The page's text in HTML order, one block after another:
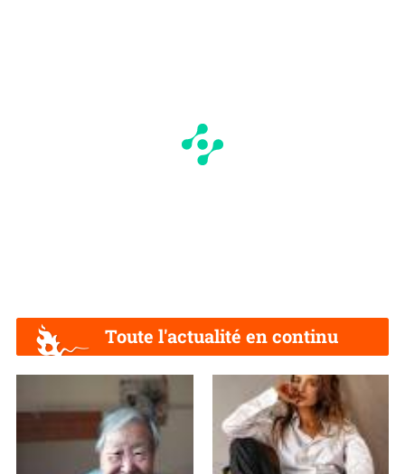
Toute l'actualité en continu